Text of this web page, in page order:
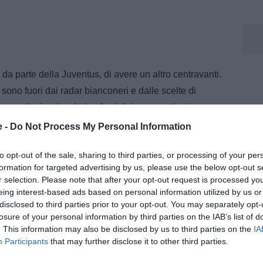
- Do Not Process My Personal Information
opt-out of the sale, sharing to third parties, or processing of your
for targeted advertising by us, please use the below opt-out
selection. Please note that after your opt-out request is processed
interest-based ads based on personal information utilized by us
to third parties prior to your opt-out. You may separately
of your personal information by third parties on the IAB’s list of
This information may also be disclosed by us to third parties on the
Participants that may further disclose it to other third parties.
parte della Juventus, di avere un altro centravanti.
fuori dai radar bianconeri e dalle scelte di
questioni estive: belga fuori dai convocati e in
di segnare una tripletta con il Qatar ed eclissarsi
da visita per chi vorrebbe acquistarlo.
, formalmente non un problema della Juventus,
i costi dovessero abbassarsi - potrebbe anche
frattempo, offerte non ne ha e rischia seriamente un